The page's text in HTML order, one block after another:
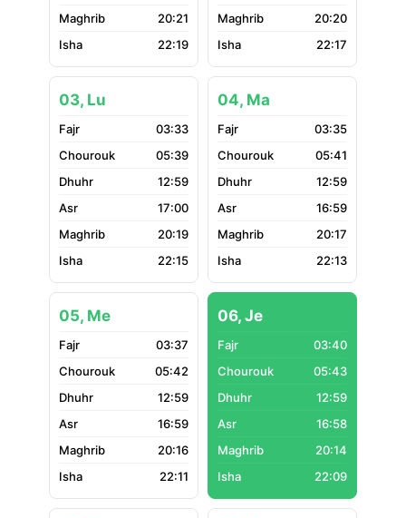
20:21
22:19
20:20
22:17
03, Lu
03:33
05:39
12:59
17:00
20:19
22:15
04, Ma
03:35
05:41
12:59
16:59
20:17
22:13
05, Me
03:37
05:42
12:59
16:59
20:16
22:11
06, Je
03:40
05:43
12:59
16:58
20:14
22:09